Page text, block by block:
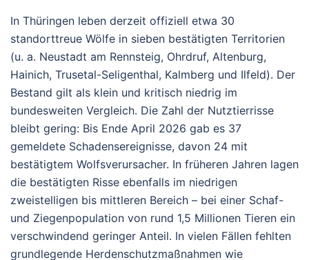
In Thüringen leben derzeit offiziell etwa 30
standorttreue Wölfe in sieben bestätigten Territorien
(u. a. Neustadt am Rennsteig, Ohrdruf, Altenburg,
Hainich, Trusetal-Seligenthal, Kalmberg und Ilfeld). Der
Bestand gilt als klein und kritisch niedrig im
bundesweiten Vergleich. Die Zahl der Nutztierrisse
bleibt gering: Bis Ende April 2026 gab es 37
gemeldete Schadensereignisse, davon 24 mit
bestätigtem Wolfsverursacher. In früheren Jahren lagen
die bestätigten Risse ebenfalls im niedrigen
zweistelligen bis mittleren Bereich – bei einer Schaf-
und Ziegenpopulation von rund 1,5 Millionen Tieren ein
verschwindend geringer Anteil. In vielen Fällen fehlten
grundlegende Herdenschutzmaßnahmen wie